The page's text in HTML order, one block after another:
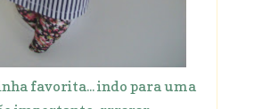
favorita... indo para uma